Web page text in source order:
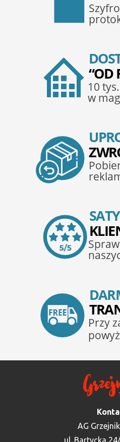
AG
ul. Bartycka